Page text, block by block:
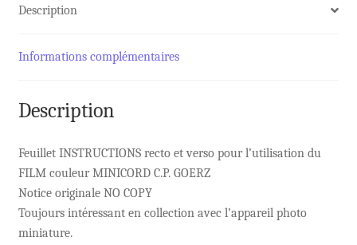
Description
Informations complémentaires
Description
Feuillet INSTRUCTIONS recto et verso pour l’utilisation du
FILM couleur MINICORD C.P. GOERZ
Notice originale NO COPY
Toujours intéressant en collection avec l’appareil photo
miniature.